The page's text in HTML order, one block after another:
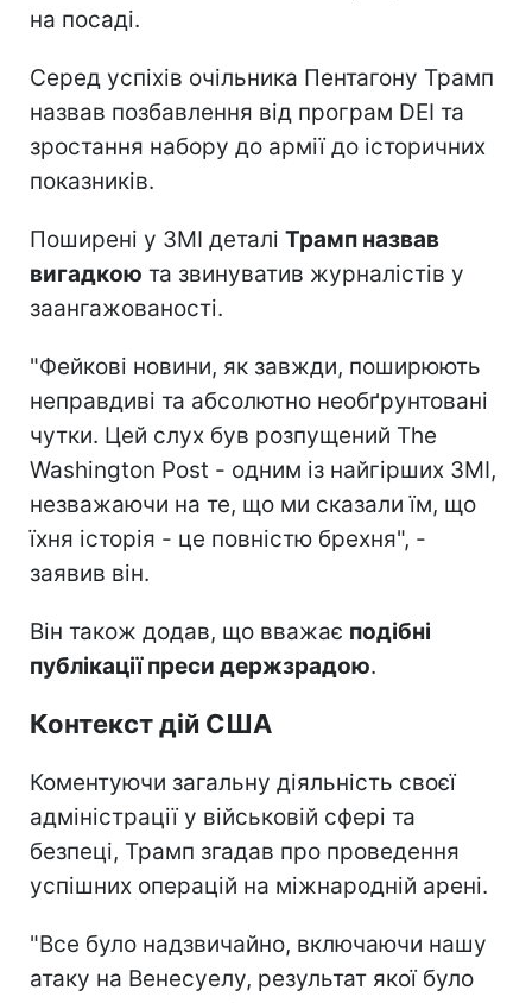
на посаді.
Серед успіхів очільника Пентагону Трамп
назвав позбавлення від програм DEI та
зростання набору до армії до історичних
показників.
Поширені у ЗМІ деталі Трамп назвав
вигадкою та звинуватив журналістів у
заангажованості.
"Фейкові новини, як завжди, поширюють
неправдиві та абсолютно необґрунтовані
чутки. Цей слух був розпущений The
Washington Post - одним із найгірших ЗМІ,
незважаючи на те, що ми сказали їм, що
їхня історія - це повністю брехня", -
заявив він.
Він також додав, що вважає подібні
публікації преси держзрадою.
Контекст дій США
Коментуючи загальну діяльність своєї
адміністрації у військовій сфері та
безпеці, Трамп згадав про проведення
успішних операцій на міжнародній арені.
"Все було надзвичайно, включаючи нашу
атаку на Венесуелу, результат якої було